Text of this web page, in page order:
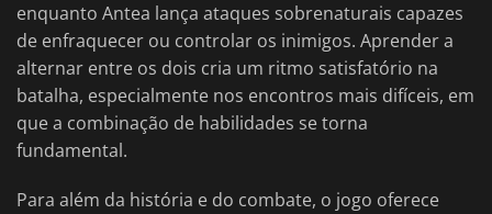
enquanto Antea lança ataques sobrenaturais capazes
de enfraquecer ou controlar os inimigos. Aprender a
alternar entre os dois cria um ritmo satisfatório na
batalha, especialmente nos encontros mais difíceis, em
que a combinação de habilidades se torna
fundamental.
Para além da história e do combate, o jogo oferece